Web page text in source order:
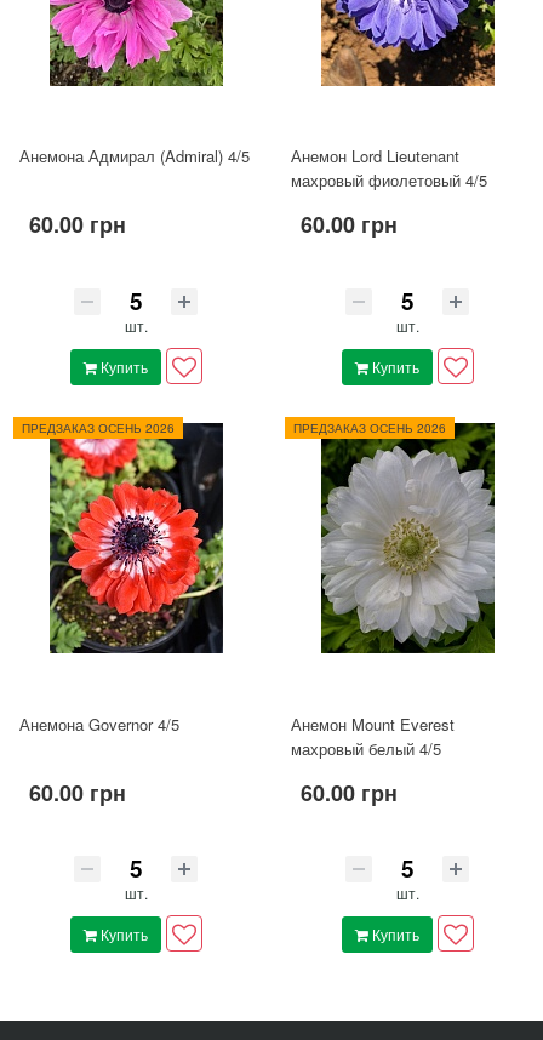
Анемона Адмирал (Admiral) 4/5
60.00 грн
шт.
Купить
Анемон Lord Lieutenant
махровый фиолетовый 4/5
60.00 грн
шт.
Купить
ПРЕДЗАКАЗ ОСЕНЬ 2026
Анемона Governor 4/5
60.00 грн
шт.
Купить
ПРЕДЗАКАЗ ОСЕНЬ 2026
Анемон Mount Everest
махровый белый 4/5
60.00 грн
шт.
Купить